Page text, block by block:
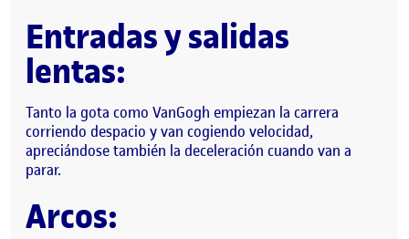
Entradas y salidas
lentas:
Tanto la gota como VanGogh empiezan la carrera
corriendo despacio y van cogiendo velocidad,
apreciándose también la deceleración cuando van a
parar.
Arcos: